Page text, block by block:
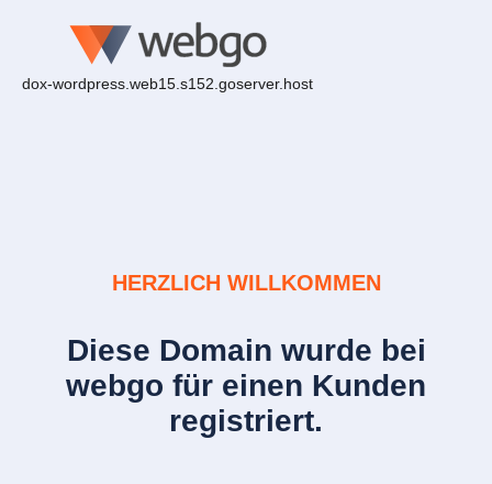
dox-wordpress.web15.s152.goserver.host
HERZLICH WILLKOMMEN
Diese Domain wurde bei
webgo für einen Kunden
registriert.